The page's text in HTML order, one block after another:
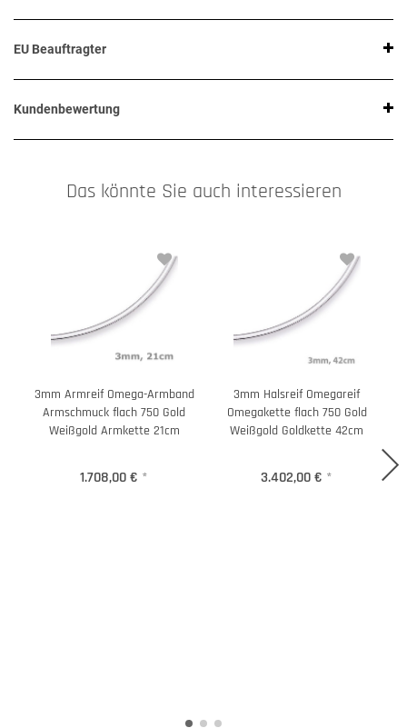
EU Beauftragter
Kundenbewertung
Das könnte Sie auch interessieren
3mm Armreif Omega-Armband
Armschmuck flach 750 Gold
Weißgold Armkette 21cm
1.708,00 € *
3mm Halsreif Omegareif
Omegakette flach 750 Gold
Weißgold Goldkette 42cm
3.402,00 € *